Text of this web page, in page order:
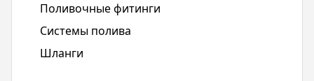
Поливочные фитинги
Системы полива
Шланги